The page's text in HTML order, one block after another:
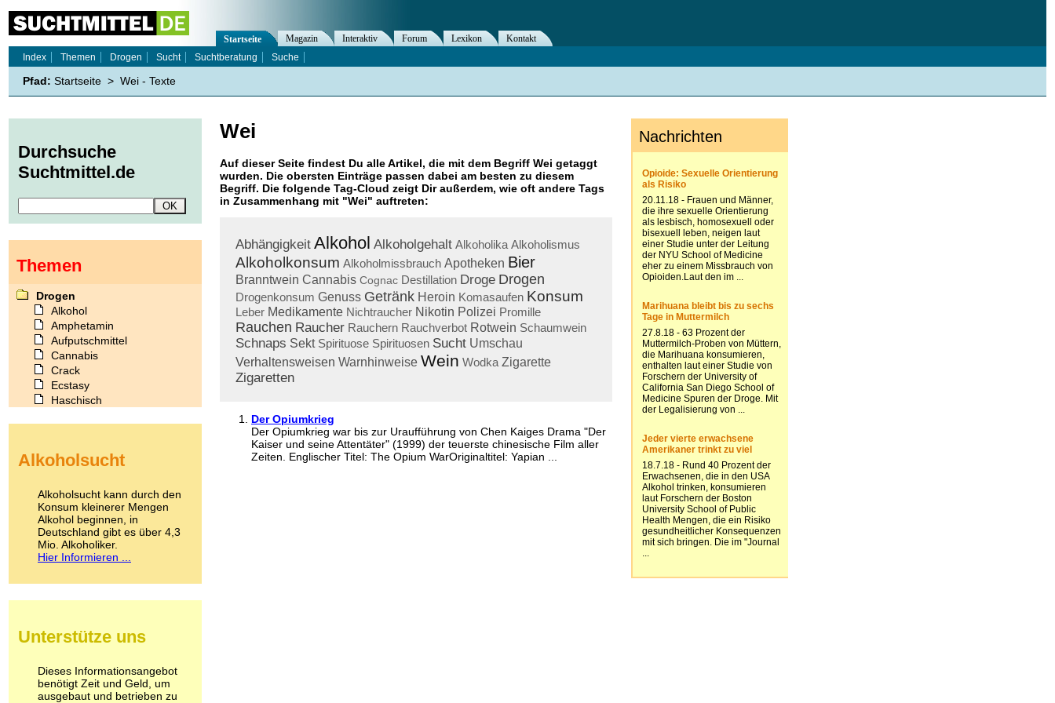
Wei
Auf dieser Seite findest Du alle Artikel, die mit dem Begriff Wei getaggt
wurden. Die obersten Einträge passen dabei am besten zu diesem
Begriff. Die folgende Tag-Cloud zeigt Dir außerdem, wie oft andere Tags
in Zusammenhang mit "Wei" auftreten:
Abhängigkeit Alkohol Alkoholgehalt Alkoholika Alkoholismus
Alkoholkonsum Alkoholmissbrauch Apotheken Bier
Branntwein Cannabis Cognac Destillation Droge Drogen
Drogenkonsum Genuss Getränk Heroin Komasaufen Konsum
Leber Medikamente Nichtraucher Nikotin Polizei Promille
Rauchen Raucher Rauchern Rauchverbot Rotwein Schaumwein
Schnaps Sekt Spirituose Spirituosen Sucht Umschau
Verhaltensweisen Warnhinweise Wein Wodka Zigarette
Zigaretten
Der Opiumkrieg
Der Opiumkrieg war bis zur Uraufführung von Chen Kaiges Drama "Der
Kaiser und seine Attentäter" (1999) der teuerste chinesische Film aller
Zeiten. Englischer Titel: The Opium WarOriginaltitel: Yapian ...
Startseite Magazin Interaktiv Forum Lexikon
Kontakt
Index
Themen Drogen Sucht Suchtberatung Suche
Pfad: Startseite > Wei - Texte
Durchsuche
Suchtmittel.de
Themen
Drogen
Alkohol
Amphetamin
Aufputschmittel
Cannabis
Crack
Ecstasy
Haschisch
Kokain
LSD
Marihuana
Medikamente
Meskalin
Metamphetamin
Methadon
Pilze
Psychopharmaka
Schlafmittel
Schmerzmittel
Alkoholsucht
Alkoholsucht kann durch den
Konsum kleinerer Mengen
Alkohol beginnen, in
Deutschland gibt es über 4,3
Mio. Alkoholiker.
Hier Informieren ...
Unterstütze uns
Dieses Informationsangebot
benötigt Zeit und Geld, um
ausgebaut und betrieben zu